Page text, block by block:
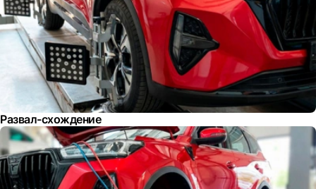
Развал-схождение